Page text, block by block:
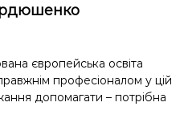
європейська освіта
професіоналом у цій
допомагати – потрібна